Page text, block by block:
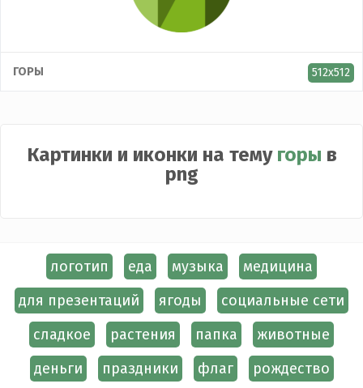
ГОРЫ 512x512
Картинки и иконки на тему горы в
png
логотип еда музыка
медицина
для презентаций
ягоды
социальные сети
сладкое
растения папка
животные
деньги
праздники флаг рождество